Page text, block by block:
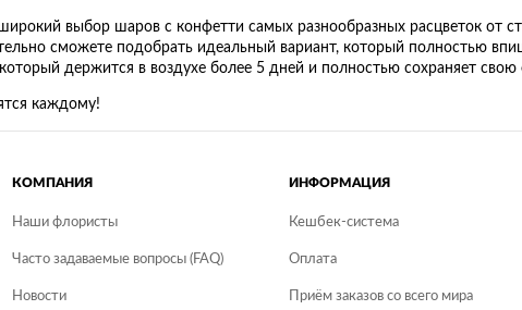
выбор шаров с конфетти самых разнообразных расцветок от
сможете подобрать идеальный вариант, который полностью
держится в воздухе более 5 дней и полностью сохраняет
каждому!
КОМПАНИЯ
Наши флористы
Часто задаваемые вопросы (FAQ)
Новости
ИНФОРМАЦИЯ
Кешбек-система
Оплата
Приём заказов со всего мира